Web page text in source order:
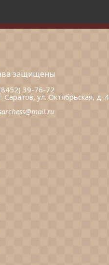
защищены
39-76-72
Саратов, ул. Октябрьская, д.